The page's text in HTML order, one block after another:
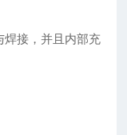
焊接，并且内部充